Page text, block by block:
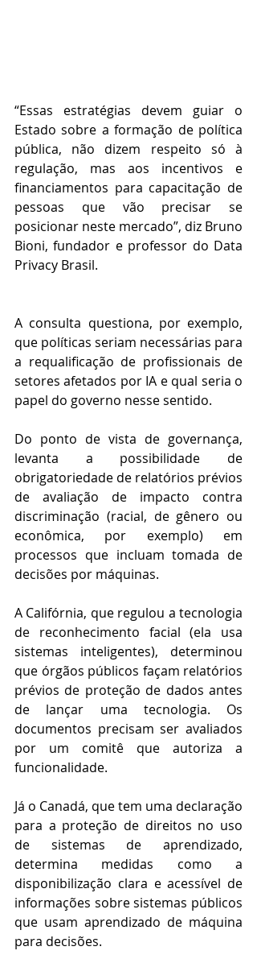
“Essas estratégias devem guiar o
Estado sobre a formação de política
pública, não dizem respeito só à
regulação, mas aos incentivos e
financiamentos para capacitação de
pessoas que vão precisar se
posicionar neste mercado”, diz Bruno
Bioni, fundador e professor do Data
Privacy Brasil.
A consulta questiona, por exemplo,
que políticas seriam necessárias para
a requalificação de profissionais de
setores afetados por IA e qual seria o
papel do governo nesse sentido.
Do ponto de vista de governança,
levanta a possibilidade de
obrigatoriedade de relatórios prévios
de avaliação de impacto contra
discriminação (racial, de gênero ou
econômica, por exemplo) em
processos que incluam tomada de
decisões por máquinas.
A Califórnia, que regulou a tecnologia
de reconhecimento facial (ela usa
sistemas inteligentes), determinou
que órgãos públicos façam relatórios
prévios de proteção de dados antes
de lançar uma tecnologia. Os
documentos precisam ser avaliados
por um comitê que autoriza a
funcionalidade.
Já o Canadá, que tem uma declaração
para a proteção de direitos no uso
de sistemas de aprendizado,
determina medidas como a
disponibilização clara e acessível de
informações sobre sistemas públicos
que usam aprendizado de máquina
para decisões.